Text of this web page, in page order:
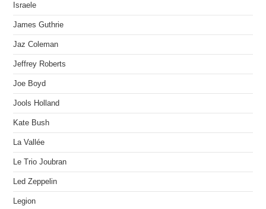
Israele
James Guthrie
Jaz Coleman
Jeffrey Roberts
Joe Boyd
Jools Holland
Kate Bush
La Vallée
Le Trio Joubran
Led Zeppelin
Legion